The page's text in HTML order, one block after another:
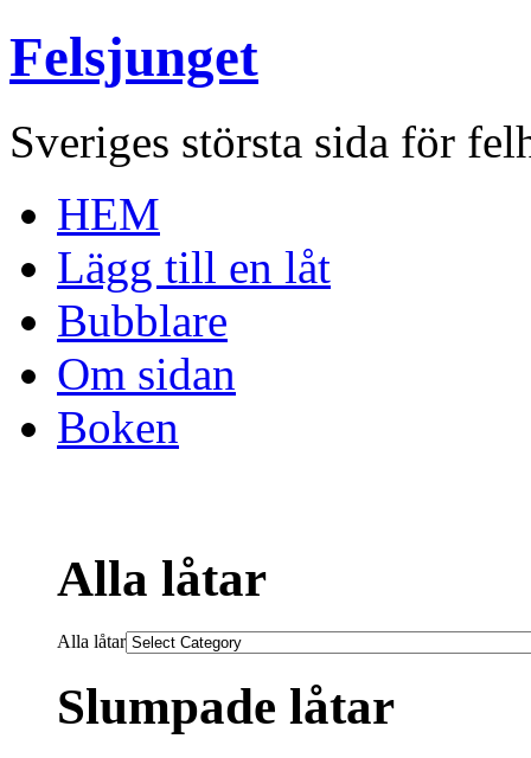
Felsjunget
Sveriges största sida för
HEM
Lägg till en låt
Bubblare
Om sidan
Boken
Alla låtar
Alla låtar
Slumpade låtar